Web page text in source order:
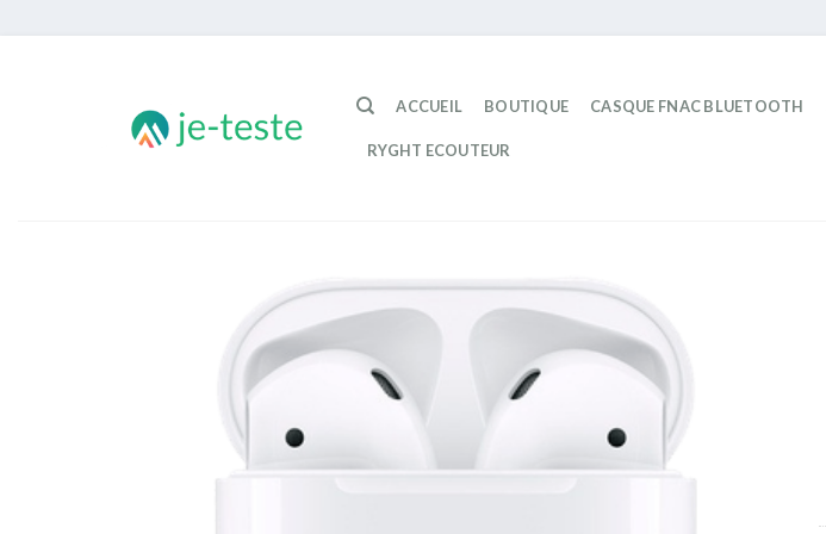
ACCUEIL BOUTIQUE CASQUE FNAC BLUETOOTH
RYGHT ECOUTEUR